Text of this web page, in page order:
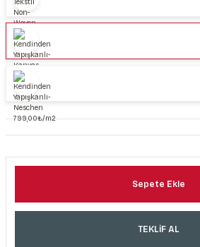
Sepete Ekle
TEKLİF AL